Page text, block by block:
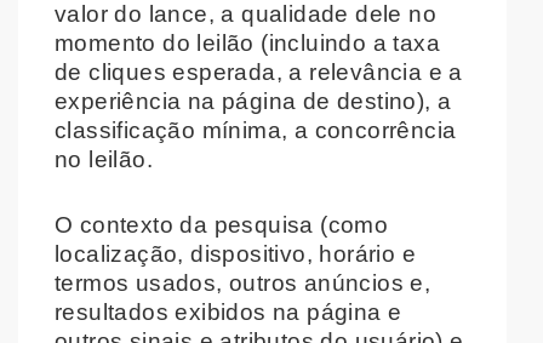
valor do lance, a qualidade dele no
momento do leilão (incluindo a taxa
de cliques esperada, a relevância e a
experiência na página de destino), a
classificação mínima, a concorrência
no leilão.
O contexto da pesquisa (como
localização, dispositivo, horário e
termos usados, outros anúncios e,
resultados exibidos na página e